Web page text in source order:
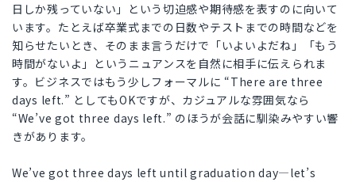
日しか残っていない」という切迫感や期待感を表すのに向いて
います。たとえば卒業式までの日数やテストまでの時間などを
知らせたいとき、そのまま言うだけで「いよいよだね」「もう
時間がないよ」というニュアンスを自然に相手に伝えられま
す。ビジネスではもう少しフォーマルに “There are three
days left.” としてもOKですが、カジュアルな雰囲気なら
“We’ve got three days left.” のほうが会話に馴染みやすい響
きがあります。
We’ve got three days left until graduation day—let’s